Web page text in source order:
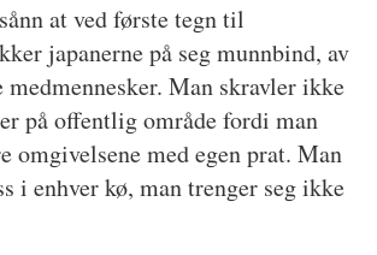
at ved første tegn til
japanerne på seg munnbind, av
Man skravler ikke
på offentlig område fordi man
omgivelsene med egen prat. Man
i enhver kø, man trenger seg ikke